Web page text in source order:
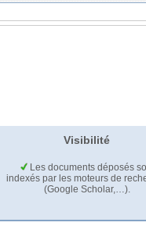
Visibilité
Les documents déposés
indexés par les moteurs de
(Google Scholar,…).